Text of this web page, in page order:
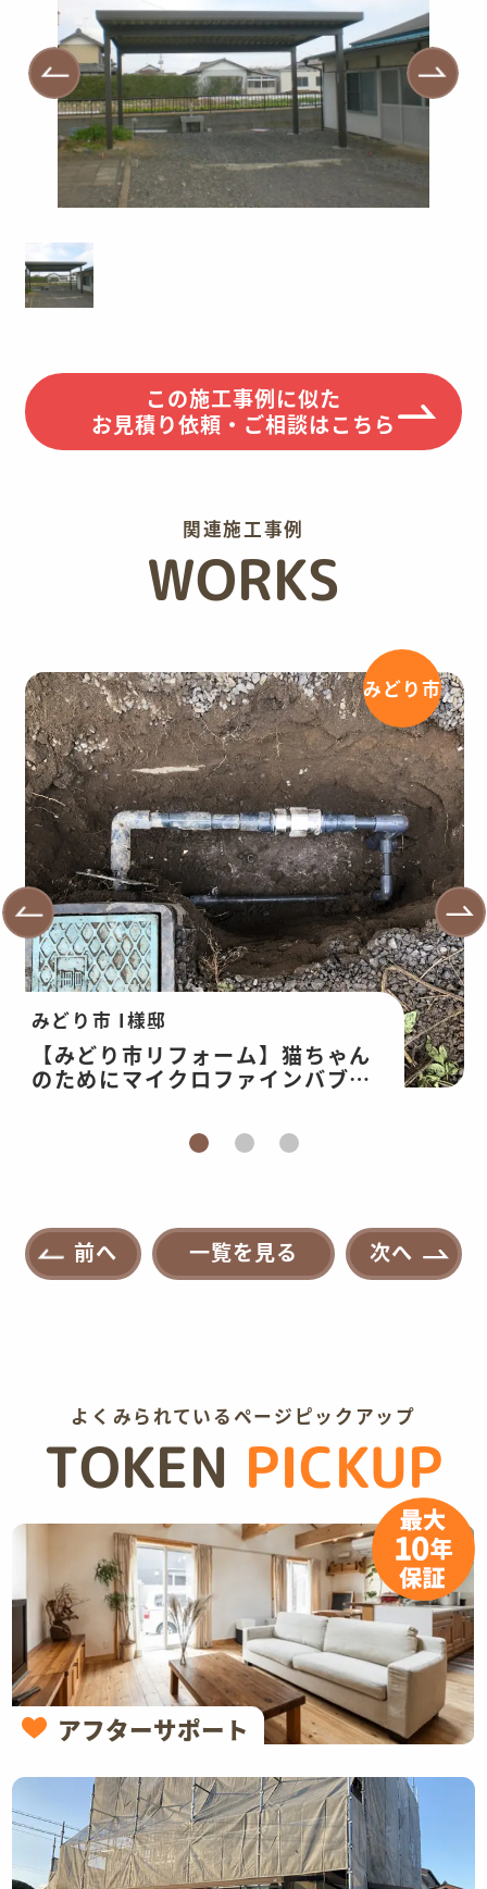
この施工事例に似た
お見積り依頼・ご相談はこちら
関連施工事例
WORKS
みどり市
みどり市 I様邸
【みどり市リフォーム】猫ちゃん
のためにマイクロファインバブル
前へ 一覧を見る 次へ
よくみられているページピックアップ
TOKEN PICKUP
アフターサポート